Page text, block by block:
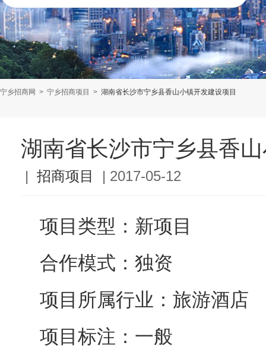
宁乡招商网 > 宁乡招商项目 > 湖南省长沙市宁乡县香山小镇开发建设项目
湖南省长沙市宁乡县香
| 招商项目 | 2017-05-12
项目类型：新项目
合作模式：独资
项目所属行业：旅游酒店
项目标注：一般